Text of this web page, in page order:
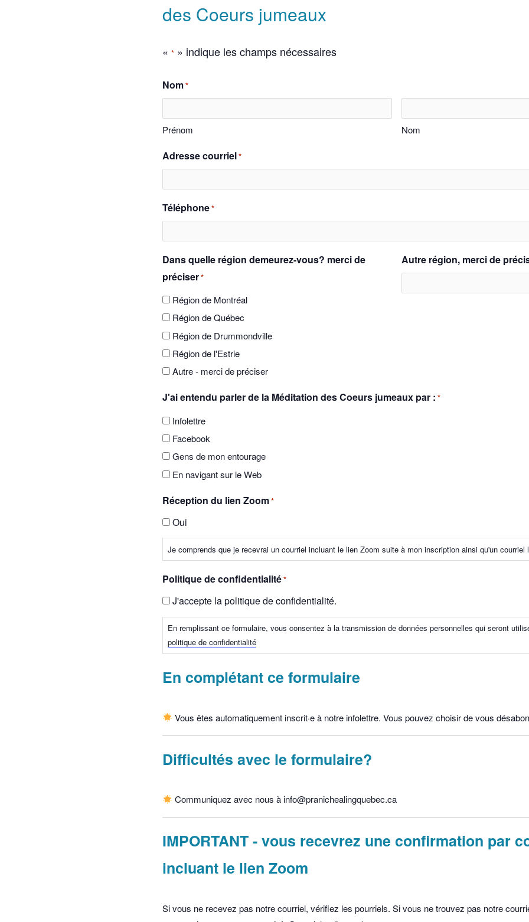
des Coeurs jumeaux
« *» indique les champs nécessaires
Nom*
Prénom Nom
Adresse courriel*
Téléphone*
Dans quelle région demeurez-vous? merci de
préciser*
Région de Montréal
Région de Québec
Région de Drummondville
Région de l'Estrie
Autre - merci de préciser
Autre région, merci de
J'ai entendu parler de la Méditation des Coeurs jumeaux par : *
Infolettre
Facebook
Gens de mon entourage
En navigant sur le Web
Réception du lien Zoom*
Oui
Je comprends que je recevrai un courriel incluant le lien Zoom suite à mon inscription ainsi qu'un courriel
Politique de confidentialité*
J'accepte la politique de confidentialité.
En remplissant ce formulaire, vous consentez à la transmission de données personnelles qui seront
politique de confidentialité
En complétant ce formulaire
Vous êtes automatiquement inscrit·e à notre infolettre. Vous pouvez choisir de vous
Difficultés avec le formulaire?
Communiquez avec nous à info@pranichealingquebec.ca
IMPORTANT - vous recevrez une confirmation par
incluant le lien Zoom
Si vous ne recevez pas notre courriel, vérifiez les pourriels. Si vous ne trouvez pas notre